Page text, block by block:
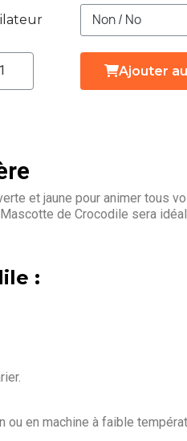
Ajouter
et jaune pour animer tous
de Crocodile sera
:
ou en machine à faible